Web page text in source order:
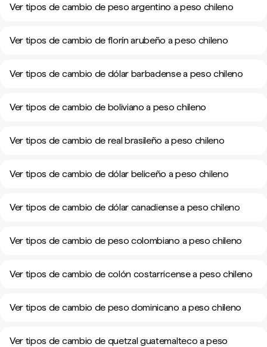
Ver tipos de cambio de peso argentino a peso chileno
Ver tipos de cambio de florín arubeño a peso chileno
Ver tipos de cambio de dólar barbadense a peso chileno
Ver tipos de cambio de boliviano a peso chileno
Ver tipos de cambio de real brasileño a peso chileno
Ver tipos de cambio de dólar beliceño a peso chileno
Ver tipos de cambio de dólar canadiense a peso chileno
Ver tipos de cambio de peso colombiano a peso chileno
Ver tipos de cambio de colón costarricense a peso chileno
Ver tipos de cambio de peso dominicano a peso chileno
Ver tipos de cambio de quetzal guatemalteco a peso